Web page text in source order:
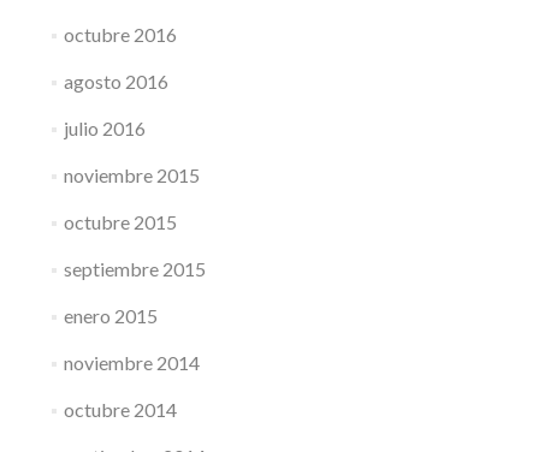
octubre 2016
agosto 2016
julio 2016
noviembre 2015
octubre 2015
septiembre 2015
enero 2015
noviembre 2014
octubre 2014